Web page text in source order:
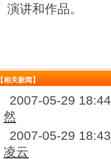
演讲和作品。
【相关新闻】
2007-05-29 18:44
然
2007-05-29 18:43
凌云